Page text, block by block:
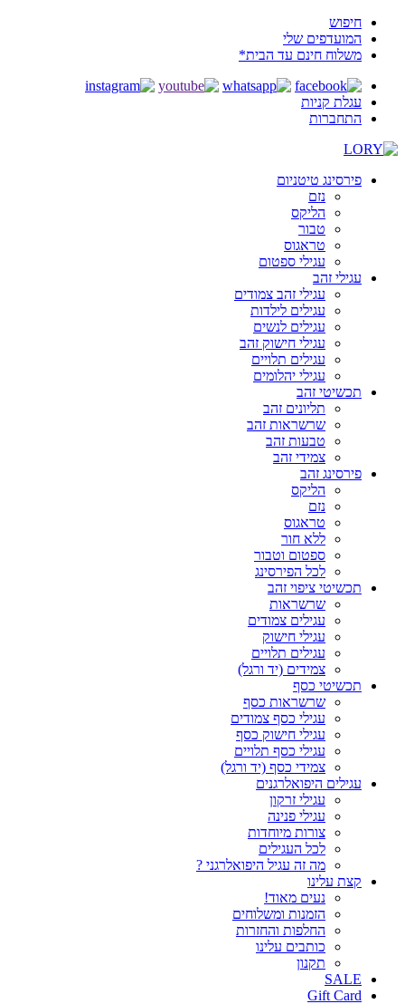
חיפוש
המועדפים שלי
משלוח חינם עד הבית*
עגלת קניות
התחברות
פירסינג טיטניום
נזם
הליקס
טבור
טראגוס
עגילי ספטום
עגילי זהב
עגילי זהב צמודים
עגילים לילדות
עגילים לנשים
עגילי חישוק זהב
עגילים תלויים
עגילי יהלומים
תכשיטי זהב
תליונים זהב
שרשראות זהב
טבעות זהב
צמידי זהב
פירסינג זהב
הליקס
נזם
טראגוס
ללא חור
ספטום וטבור
לכל הפירסינג
תכשיטי ציפוי זהב
שרשראות
עגילים צמודים
עגילי חישוק
עגילים תלויים
צמידים (יד ורגל)
תכשיטי כסף
שרשראות כסף
עגילי כסף צמודים
עגילי חישוק כסף
עגילי כסף תלויים
צמידי כסף (יד ורגל)
עגילים היפואלרגנים
עגילי זרקון
עגילי פנינה
צורות מיוחדות
לכל העגילים
מה זה עגיל היפואלרגני ?
קצת עלינו
נעים מאוד!
הזמנות ומשלוחים
החלפות והחזרות
כותבים עלינו
תקנון
SALE
Gift Card